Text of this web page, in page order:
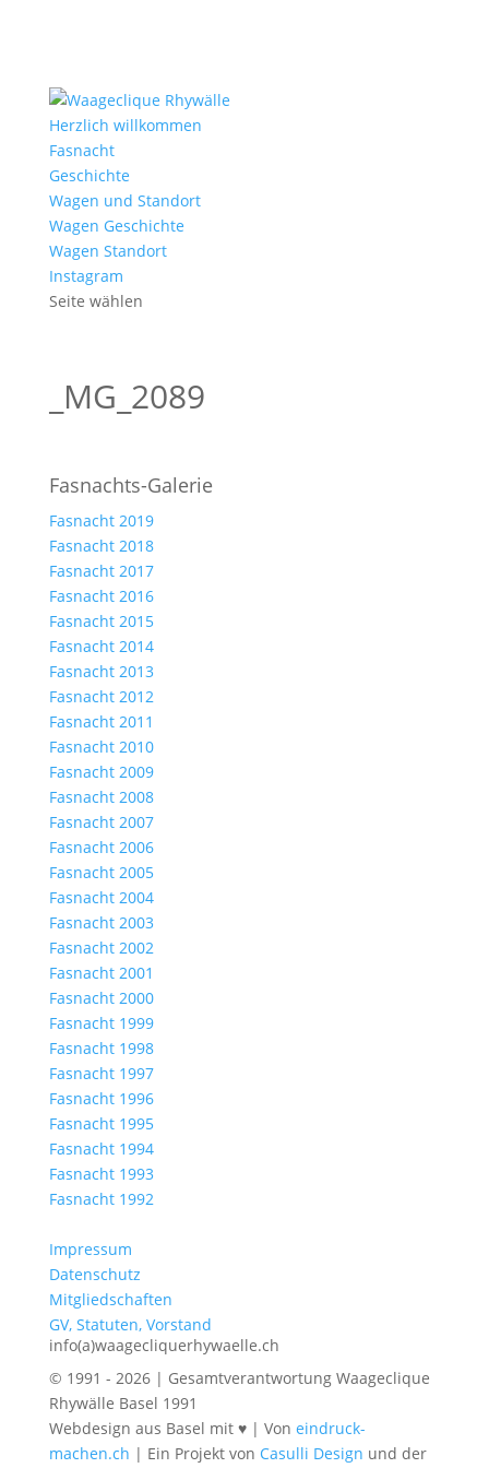
Herzlich willkommen
Fasnacht
Geschichte
Wagen und Standort
Wagen Geschichte
Wagen Standort
Instagram
Seite wählen
_MG_2089
Fasnachts-Galerie
Fasnacht 2019
Fasnacht 2018
Fasnacht 2017
Fasnacht 2016
Fasnacht 2015
Fasnacht 2014
Fasnacht 2013
Fasnacht 2012
Fasnacht 2011
Fasnacht 2010
Fasnacht 2009
Fasnacht 2008
Fasnacht 2007
Fasnacht 2006
Fasnacht 2005
Fasnacht 2004
Fasnacht 2003
Fasnacht 2002
Fasnacht 2001
Fasnacht 2000
Fasnacht 1999
Fasnacht 1998
Fasnacht 1997
Fasnacht 1996
Fasnacht 1995
Fasnacht 1994
Fasnacht 1993
Fasnacht 1992
Impressum
Datenschutz
Mitgliedschaften
GV, Statuten, Vorstand
info(a)waagecliquerhywaelle.ch
© 1991 - 2026 | Gesamtverantwortung Waageclique
Rhywälle Basel 1991
Webdesign aus Basel mit ♥ | Von eindruck-
machen.ch | Ein Projekt von Casulli Design und der